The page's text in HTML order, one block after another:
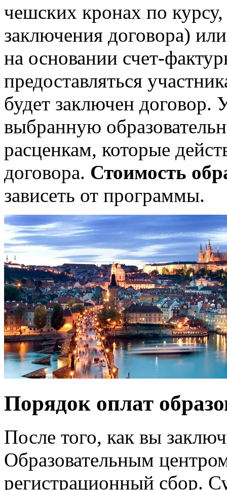
чешских кронах по
заключения договора)
на основании счет-
предоставляться
будет заключен договор.
выбранную
расценкам, которые
договора. Стоимость
зависеть от программы.
Порядок оплат
После того, как вы
Образовательным
регистрационный сбор.